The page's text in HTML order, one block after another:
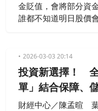
金貶值，會將部分資
誰都不知道明日股價
透露男女在投資上的
看籌碼，女生則都只
後，引發兩派論戰。
2026-03-03 20:14
投資新選擇！
單」結合保障、
財經中心／陳孟暄